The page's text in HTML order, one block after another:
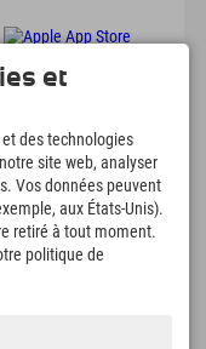
km
de ski et de
et
des technologies
site web, analyser
Vos données peuvent
aux États-Unis).
retiré à tout moment.
politique de